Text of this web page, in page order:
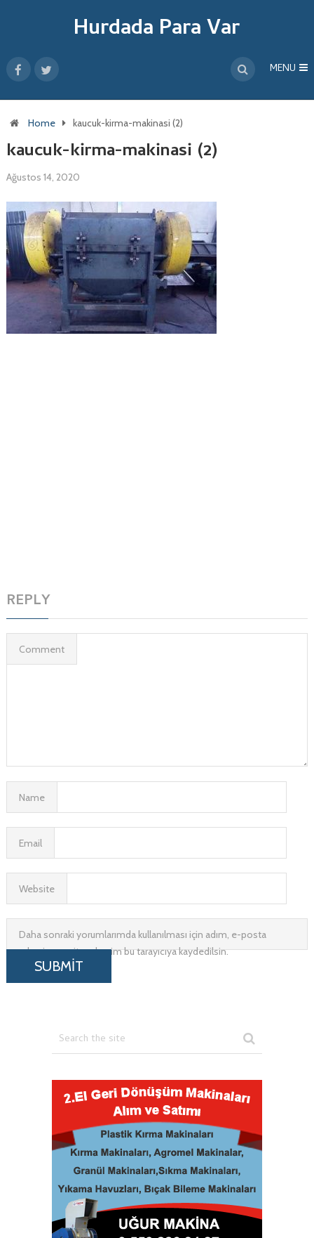
Hurdada Para Var
MENU
Home kaucuk-kirma-makinasi (2)
kaucuk-kirma-makinasi (2)
Ağustos 14, 2020
REPLY
Comment
Name
Email
Website
Daha sonraki yorumlarımda kullanılması için adım, e-posta
adresim ve site adresim bu tarayıcıya kaydedilsin.